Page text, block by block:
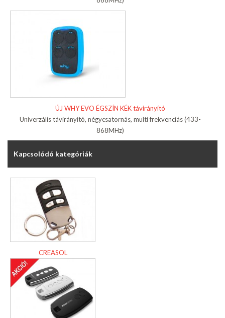
ÚJ WHY EVO ÉGSZÍN KÉK távirányító
Univerzális távirányító, négycsatornás, multi frekvenciás (433-
868MHz)
Kapcsolódó kategóriák
CREASOL